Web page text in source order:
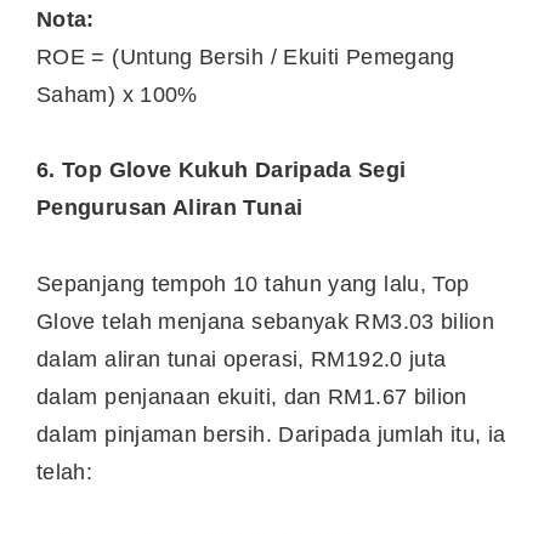
Nota:
ROE = (Untung Bersih / Ekuiti Pemegang
Saham) x 100%
6. Top Glove Kukuh Daripada Segi
Pengurusan Aliran Tunai
Sepanjang tempoh 10 tahun yang lalu, Top
Glove telah menjana sebanyak RM3.03 bilion
dalam aliran tunai operasi, RM192.0 juta
dalam penjanaan ekuiti, dan RM1.67 bilion
dalam pinjaman bersih. Daripada jumlah itu, ia
telah: